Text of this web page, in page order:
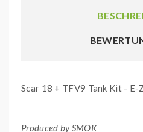
Scar 18 + TFV9 Tank Kit -
Produced by SMOK